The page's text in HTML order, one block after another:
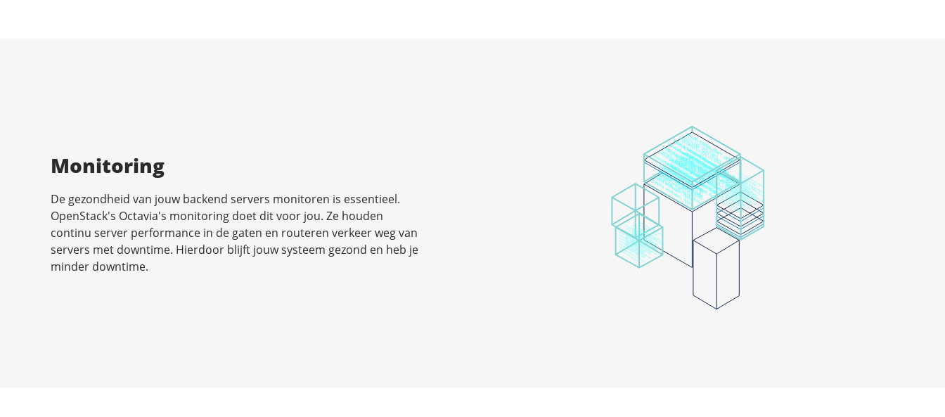
Monitoring
De gezondheid van jouw backend servers monitoren is essentieel.
OpenStack's Octavia's monitoring doet dit voor jou. Ze houden
continu server performance in de gaten en routeren verkeer weg van
servers met downtime. Hierdoor blijft jouw systeem gezond en heb je
minder downtime.